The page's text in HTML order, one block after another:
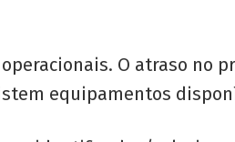
O atraso no
equipamentos